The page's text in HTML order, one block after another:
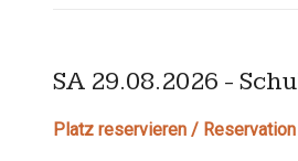
SA 29.08.2026 -
Platz reservieren / Reservation